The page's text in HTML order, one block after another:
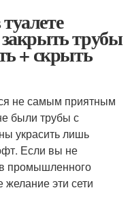
трубы
+ скрыть
не самым приятным
были трубы с
украсить лишь
Если вы не
промышленного
желание эти сети